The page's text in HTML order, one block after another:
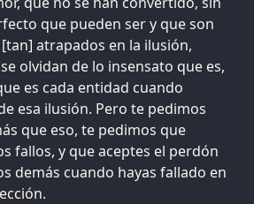
que pueden ser y que son
atrapados en la ilusión,
olvidan de lo insensato que es,
es cada entidad cuando
esa ilusión. Pero te pedimos
que eso, te pedimos que
fallos, y que aceptes el perdón
demás cuando hayas fallado en